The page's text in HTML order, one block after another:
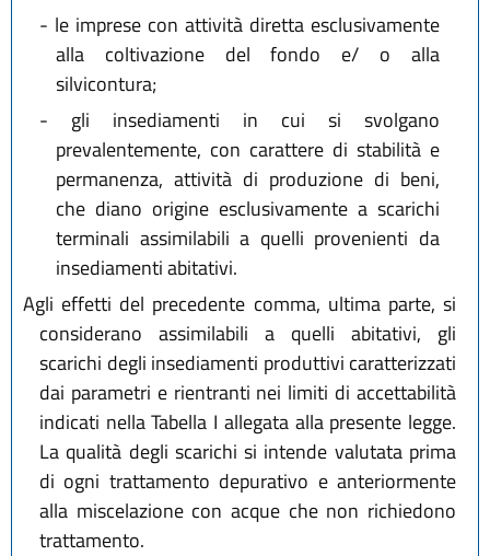
- le imprese con attività diretta esclusivamente
alla coltivazione del fondo e/ o alla
silvicontura;
- gli insediamenti in cui si svolgano
prevalentemente, con carattere di stabilità e
permanenza, attività di produzione di beni,
che diano origine esclusivamente a scarichi
terminali assimilabili a quelli provenienti da
insediamenti abitativi.
Agli effetti del precedente comma, ultima parte, si
considerano assimilabili a quelli abitativi, gli
scarichi degli insediamenti produttivi caratterizzati
dai parametri e rientranti nei limiti di accettabilità
indicati nella Tabella I allegata alla presente legge.
La qualità degli scarichi si intende valutata prima
di ogni trattamento depurativo e anteriormente
alla miscelazione con acque che non richiedono
trattamento.